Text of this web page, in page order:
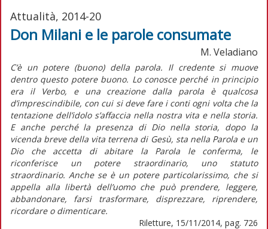
Attualità, 2014-20
Don Milani e le parole consumate
M. Veladiano
C’è un potere (buono) della parola. Il credente si muove
dentro questo potere buono. Lo conosce perché in principio
era il Verbo, e una creazione dalla parola è qualcosa
d’imprescindibile, con cui si deve fare i conti ogni volta che la
tentazione dell’idolo s’affaccia nella nostra vita e nella storia.
E anche perché la presenza di Dio nella storia, dopo la
vicenda breve della vita terrena di Gesù, sta nella Parola e un
Dio che accetta di abitare la Parola le conferma, le
riconferisce un potere straordinario, uno statuto
straordinario. Anche se è un potere particolarissimo, che si
appella alla libertà dell’uomo che può prendere, leggere,
abbandonare, farsi trasformare, disprezzare, riprendere,
ricordare o dimenticare.
Riletture, 15/11/2014, pag. 726